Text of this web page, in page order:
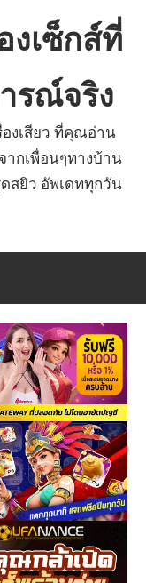
งเซ็กส์ที่
รณ์จริง
องเสียว ที่คุณอ่าน
ากเพื่อนๆทางบ้าน
สยิว อัพเดททุกวัน